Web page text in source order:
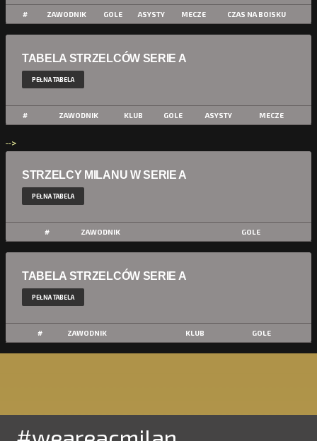
# ZAWODNIK GOLE ASYSTY MECZE CZAS NA BOISKU
TABELA STRZELCÓW SERIE A
PEŁNA TABELA
# ZAWODNIK KLUB GOLE ASYSTY MECZE
-->
STRZELCY MILANU W SERIE A
PEŁNA TABELA
# ZAWODNIK GOLE
TABELA STRZELCÓW SERIE A
PEŁNA TABELA
# ZAWODNIK KLUB GOLE